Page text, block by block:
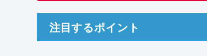
注目するポイント